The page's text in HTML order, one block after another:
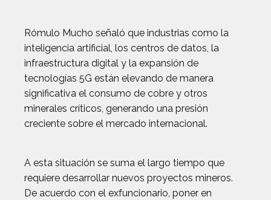
Rómulo Mucho señaló que industrias como la
inteligencia artificial, los centros de datos, la
infraestructura digital y la expansión de
tecnologías 5G están elevando de manera
significativa el consumo de cobre y otros
minerales críticos, generando una presión
creciente sobre el mercado internacional.
A esta situación se suma el largo tiempo que
requiere desarrollar nuevos proyectos mineros.
De acuerdo con el exfuncionario, poner en